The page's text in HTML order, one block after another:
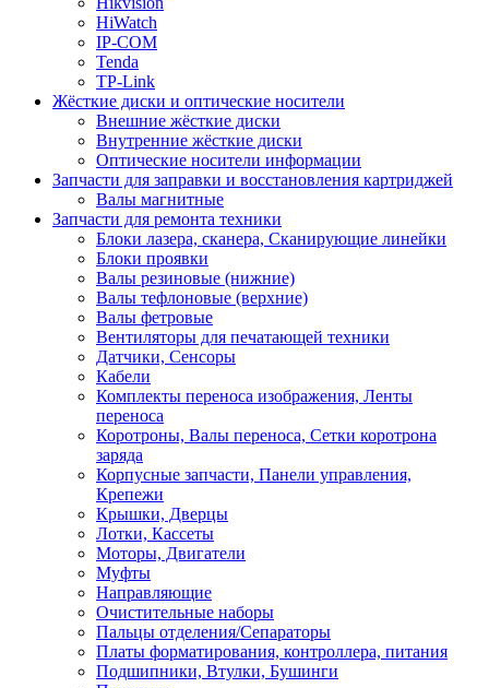
HiWatch
IP-COM
Tenda
TP-Link
Жёсткие диски и оптические носители
Внешние жёсткие диски
Внутренние жёсткие диски
Оптические носители информации
Запчасти для заправки и восстановления картриджей
Валы магнитные
Запчасти для ремонта техники
Блоки лазера, сканера, Сканирующие линейки
Блоки проявки
Валы резиновые (нижние)
Валы тефлоновые (верхние)
Валы фетровые
Вентиляторы для печатающей техники
Датчики, Сенсоры
Кабели
Комплекты переноса изображения, Ленты
переноса
Коротроны, Валы переноса, Сетки коротрона
заряда
Корпусные запчасти, Панели управления,
Крепежи
Крышки, Дверцы
Лотки, Кассеты
Моторы, Двигатели
Муфты
Направляющие
Очистительные наборы
Пальцы отделения/Сепараторы
Платы форматирования, контроллера, питания
Подшипники, Втулки, Бушинги